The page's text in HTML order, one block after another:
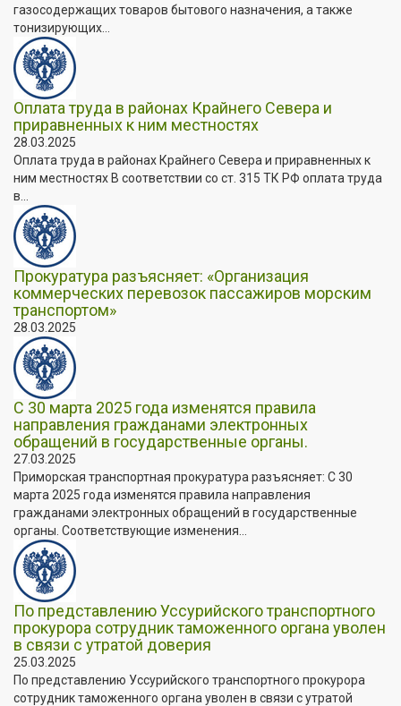
газосодержащих товаров бытового назначения, а также
тонизирующих...
Оплата труда в районах Крайнего Севера и
приравненных к ним местностях
28.03.2025
Оплата труда в районах Крайнего Севера и приравненных к
ним местностях В соответствии со ст. 315 ТК РФ оплата труда
в...
Прокуратура разъясняет: «Организация
коммерческих перевозок пассажиров морским
транспортом»
28.03.2025
С 30 марта 2025 года изменятся правила
направления гражданами электронных
обращений в государственные органы.
27.03.2025
Приморская транспортная прокуратура разъясняет: С 30
марта 2025 года изменятся правила направления
гражданами электронных обращений в государственные
органы. Соответствующие изменения...
По представлению Уссурийского транспортного
прокурора сотрудник таможенного органа уволен
в связи с утратой доверия
25.03.2025
По представлению Уссурийского транспортного прокурора
сотрудник таможенного органа уволен в связи с утратой